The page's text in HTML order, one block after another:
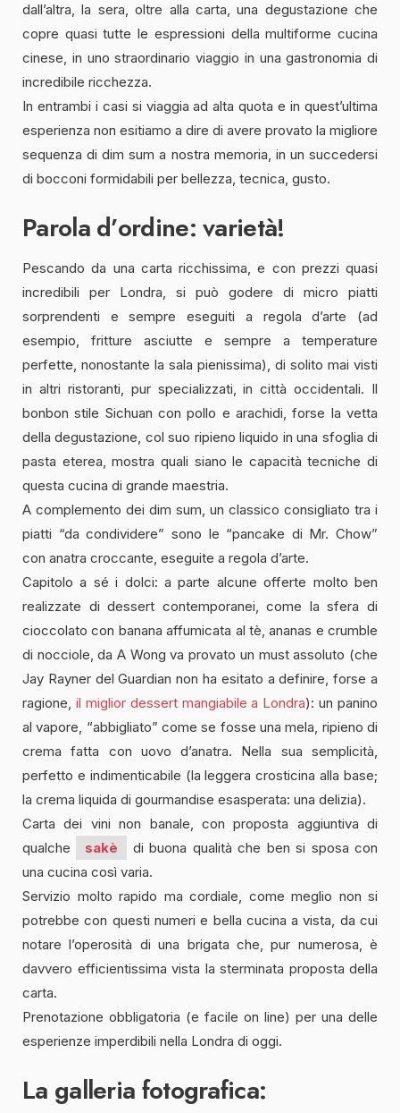
dall’altra, la sera, oltre alla carta, una degustazione che
copre quasi tutte le espressioni della multiforme cucina
cinese, in uno straordinario viaggio in una gastronomia di
incredibile ricchezza.
In entrambi i casi si viaggia ad alta quota e in quest’ultima
esperienza non esitiamo a dire di avere provato la migliore
sequenza di dim sum a nostra memoria, in un succedersi
di bocconi formidabili per bellezza, tecnica, gusto.
Parola d’ordine: varietà!
Pescando da una carta ricchissima, e con prezzi quasi
incredibili per Londra, si può godere di micro piatti
sorprendenti e sempre eseguiti a regola d’arte (ad
esempio, fritture asciutte e sempre a temperature
perfette, nonostante la sala pienissima), di solito mai visti
in altri ristoranti, pur specializzati, in città occidentali. Il
bonbon stile Sichuan con pollo e arachidi, forse la vetta
della degustazione, col suo ripieno liquido in una sfoglia di
pasta eterea, mostra quali siano le capacità tecniche di
questa cucina di grande maestria.
A complemento dei dim sum, un classico consigliato tra i
piatti “da condividere” sono le “pancake di Mr. Chow”
con anatra croccante, eseguite a regola d’arte.
Capitolo a sé i dolci: a parte alcune offerte molto ben
realizzate di dessert contemporanei, come la sfera di
cioccolato con banana affumicata al tè, ananas e crumble
di nocciole, da A Wong va provato un must assoluto (che
Jay Rayner del Guardian non ha esitato a definire, forse a
ragione, il miglior dessert mangiabile a Londra): un panino
al vapore, “abbigliato” come se fosse una mela, ripieno di
crema fatta con uovo d’anatra. Nella sua semplicità,
perfetto e indimenticabile (la leggera crosticina alla base;
la crema liquida di gourmandise esasperata: una delizia).
Carta dei vini non banale, con proposta aggiuntiva di
qualche
sakè
di buona qualità che ben si sposa con
una cucina così varia.
Servizio molto rapido ma cordiale, come meglio non si
potrebbe con questi numeri e bella cucina a vista, da cui
notare l’operosità di una brigata che, pur numerosa, è
davvero efficientissima vista la sterminata proposta della
carta.
Prenotazione obbligatoria (e facile on line) per una delle
esperienze imperdibili nella Londra di oggi.
La galleria fotografica: